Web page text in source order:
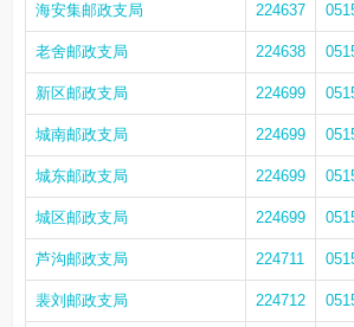
海安集邮政支局 224637
老舍邮政支局 224638
新区邮政支局 224699
城南邮政支局 224699
城东邮政支局 224699
城区邮政支局 224699
芦沟邮政支局 224711
裴刘邮政支局 224712